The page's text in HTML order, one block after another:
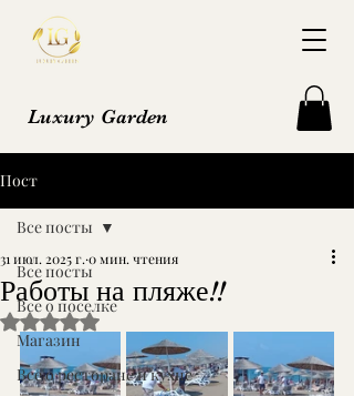
Luxury Garden
Пост
Все посты
Все о поселке
Магазин
Все о ресторане и кухне
Все посты
Работы на пляже!!
31 июл. 2025 г. 0 мин. чтения
Оценка: не число из 5 звезд.